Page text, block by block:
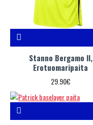
Stanno Bergamo II,
Erotuomaripaita
29.90€